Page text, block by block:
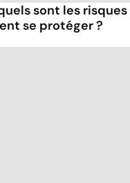
sont les
se protéger ?